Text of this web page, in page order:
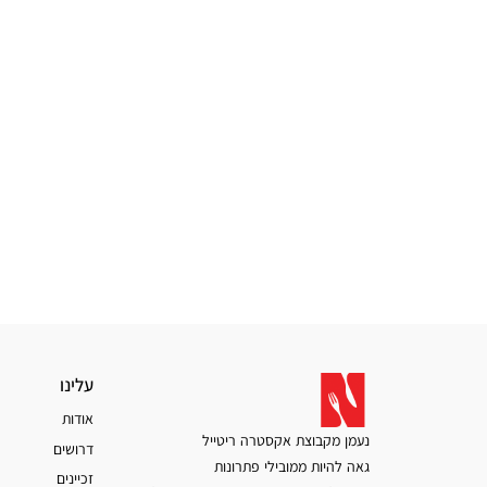
נעמן מקבוצת אקסטרה ריטייל
גאה להיות ממובילי פתרונות
עלינו
עלינו
אודות
דרושים
זכיינים